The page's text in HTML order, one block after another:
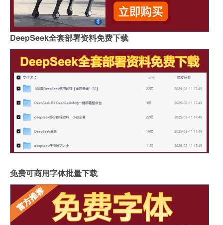
DeepSeek全套部署资料免费下载
免费可商用字体批量下载